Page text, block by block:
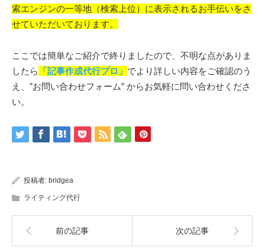
索エンジンの一等地（検索上位）に表示されるお手伝いをさ
せていただいております。
ここでは簡単なご紹介で終りましたので、不明な点がありま
したら
「記事作成代行プロ」 でより詳しい内容をご確認のう
え、”お問い合わせフォーム” からお気軽に問い合わせくださ
い。
投稿者: bridgea
ライティング代行
前の記事 次の記事